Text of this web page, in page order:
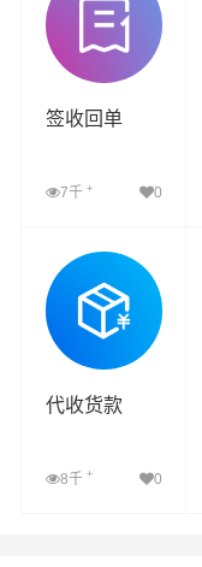
签收回单
7千 + 0
查看详细
代收货款
8千 + 0